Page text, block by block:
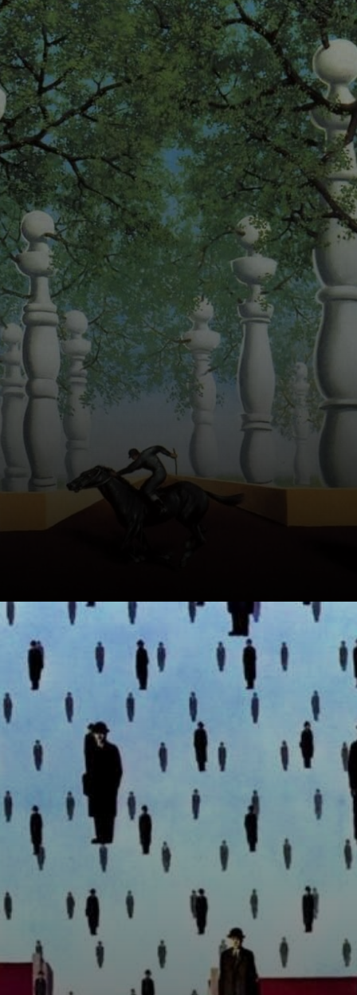
Ele criou obras
como 'La Vittoria',
que evoca a
estranheza e a
ambiguidade da
realidade
cotidiana.
Em sua obra 'Il
Bouquet
Preparato',
Magritte busca
transformar a
pintura em poesia
e evocar o
mistério.